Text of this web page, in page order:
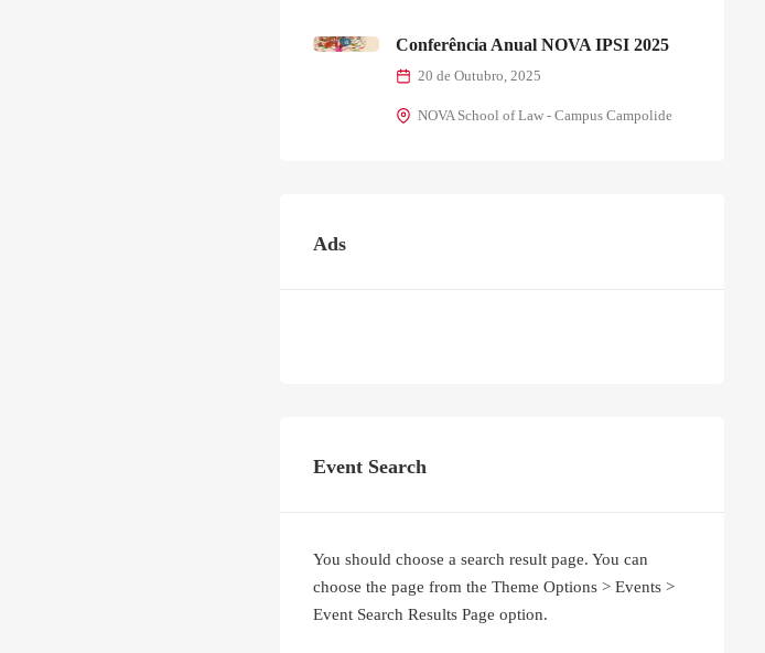
Conferência Anual NOVA IPSI 2025
20 de Outubro, 2025
NOVA School of Law - Campus Campolide
Ads
Event Search
You should choose a search result page. You can
choose the page from the Theme Options > Events >
Event Search Results Page option.